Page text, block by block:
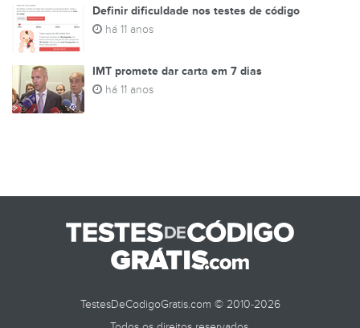
Definir dificuldade nos testes de código
há 11 anos
IMT promete dar carta em 7 dias
há 11 anos
TestesDeCodigoGratis.com © 2010-2026